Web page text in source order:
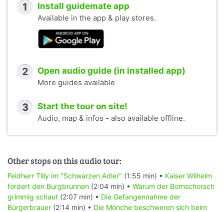
1 Install guidemate app
Available in the app & play stores.
2 Open audio guide (in installed app)
More guides available
3 Start the tour on site!
Audio, map & infos - also available offline.
Other stops on this audio tour:
Feldherr Tilly im "Schwarzen Adler" (1:55 min) • Kaiser Wilhelm
fordert den Burgbrunnen (2:04 min) • Warum der Bornschorsch
grimmig schaut (2:07 min) • Die Gefangennahme der
Bürgerbrauer (2:14 min) • Die Mönche beschweren sich beim